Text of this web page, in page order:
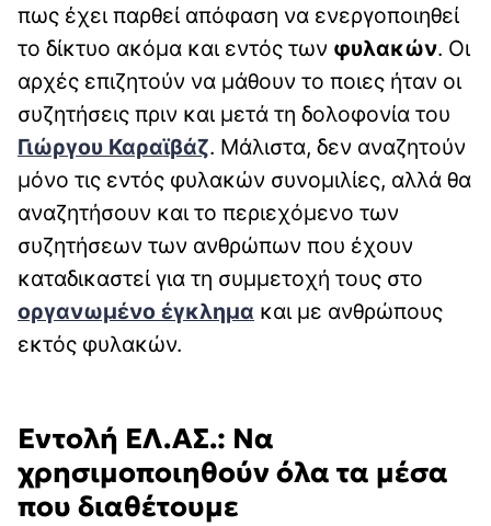
πως έχει παρθεί απόφαση να ενεργοποιηθεί
το δίκτυο ακόμα και εντός των φυλακών. Οι
αρχές επιζητούν να μάθουν το ποιες ήταν οι
συζητήσεις πριν και μετά τη δολοφονία του
Γιώργου Καραϊβάζ. Μάλιστα, δεν αναζητούν
μόνο τις εντός φυλακών συνομιλίες, αλλά θα
αναζητήσουν και το περιεχόμενο των
συζητήσεων των ανθρώπων που έχουν
καταδικαστεί για τη συμμετοχή τους στο
οργανωμένο έγκλημα και με ανθρώπους
εκτός φυλακών.
Εντολή ΕΛ.ΑΣ.: Να
χρησιμοποιηθούν όλα τα μέσα
που διαθέτουμε